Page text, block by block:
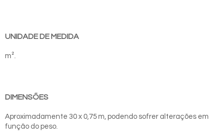
UNIDADE DE MEDIDA
m².
DIMENSÕES
Aproximadamente 30 x 0,75 m, podendo sofrer alterações em
função do peso.